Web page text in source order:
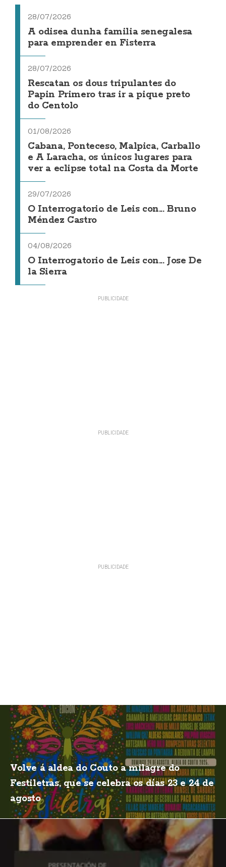
28/07/2026
A odisea dunha familia senegalesa
para emprender en Fisterra
28/07/2026
Rescatan os dous tripulantes do
Papin Primero tras ir a pique preto
do Centolo
01/08/2026
Cabana, Ponteceso, Malpica, Carballo
e A Laracha, os únicos lugares para
ver a eclipse total na Costa da Morte
29/07/2026
O Interrogatorio de Leis con... Bruno
Méndez Castro
04/08/2026
O Interrogatorio de Leis con... Jose De
la Sierra
Volve á aldea do Couto a milagre do
Festiletras, que se celebra os días 23 e 24 de
agosto